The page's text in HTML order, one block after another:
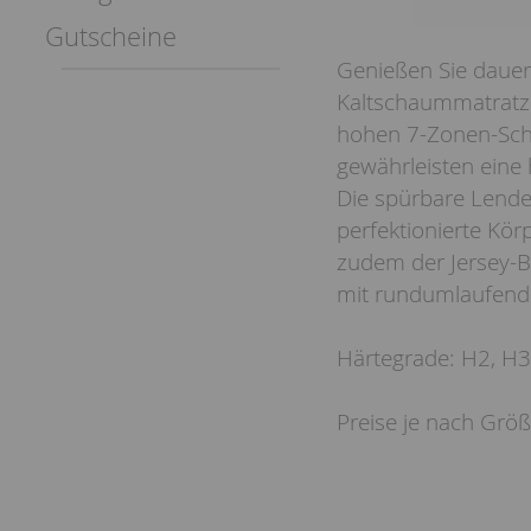
Gutscheine
Genießen Sie
hohen 7-Zonen-
gewährleisten eine
Die spürbare
perfektionierte
zudem der Jersey-
mit
Härtegrade: H2,
Preise je nach